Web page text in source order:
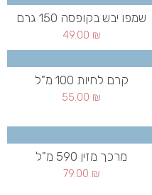
שמפו יבש בקופסה 150 גרם
49.00 ₪
קרם לחיות 100 מ"ל
55.00 ₪
מרכך מזין 590 מ"ל
79.00 ₪